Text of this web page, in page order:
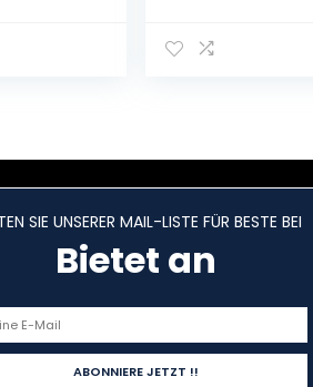
SIE UNSERER MAIL-LISTE FÜR BESTE BEI
Bietet an